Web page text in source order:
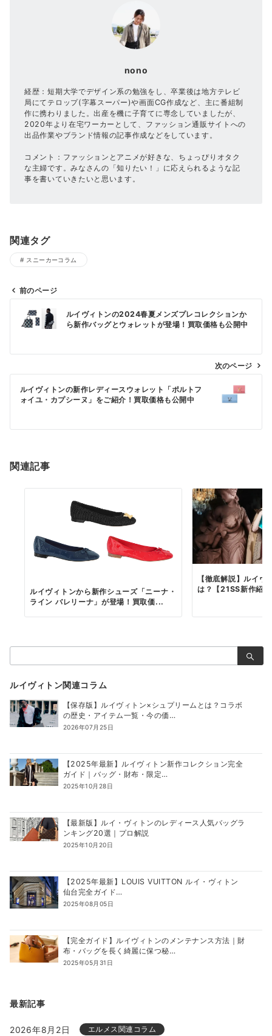
nono
経歴：短期大学でデザイン系の勉強をし、卒業後は地方テレビ
局にてテロップ(字幕スーパー)や画面CG作成など、主に番組制
作に携わりました。出産を機に子育てに専念していましたが、
2020年より在宅ワーカーとして、ファッション通販サイトへの
出品作業やブランド情報の記事作成などをしています。
コメント：ファッションとアニメが好きな、ちょっぴりオタク
な主婦です。みなさんの「知りたい！」に応えられるような記
事を書いていきたいと思います。
関連タグ
スニーカーコラム
ビ
ゲ
ー
前のページ
ルイヴィトンの2024春夏メンズプレコレクションか
ら新作バッグとウォレットが登場！買取価格も公開中
次のページ
ルイヴィトンの新作レディースウォレット「ポルトフ
ォイユ・カプシーヌ」をご紹介！買取価格も公開中
関連記事
ルイヴィトンから新作シューズ「ニーナ・
ライン バレリーナ」が登場！買取価...
【徹底解説】ルイヴ
は？【21SS新作紹
索：
ルイヴィトン関連コラム
【保存版】ルイヴィトン×シュプリームとは？コラボ
の歴史・アイテム一覧・今の価…
2026年07月25日
【2025年最新】ルイヴィトン新作コレクション完全
ガイド｜バッグ・財布・限定…
2025年10月28日
【最新版】ルイ・ヴィトンのレディース人気バッグラ
ンキング20選｜プロ解説
2025年10月20日
【2025年最新】LOUIS VUITTON ルイ・ヴィトン
仙台完全ガイド…
2025年08月05日
【完全ガイド】ルイヴィトンのメンテナンス方法｜財
布・バッグを長く綺麗に保つ秘…
2025年05月31日
最新記事
2026年8月2日 エルメス関連コラム